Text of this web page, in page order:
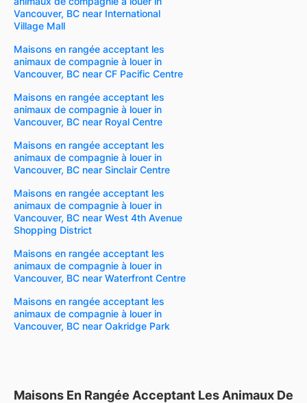
Vancouver, BC near International
Village Mall
Maisons en rangée acceptant les
animaux de compagnie à louer in
Vancouver, BC near CF Pacific Centre
Maisons en rangée acceptant les
animaux de compagnie à louer in
Vancouver, BC near Royal Centre
Maisons en rangée acceptant les
animaux de compagnie à louer in
Vancouver, BC near Sinclair Centre
Maisons en rangée acceptant les
animaux de compagnie à louer in
Vancouver, BC near West 4th Avenue
Shopping District
Maisons en rangée acceptant les
animaux de compagnie à louer in
Vancouver, BC near Waterfront Centre
Maisons en rangée acceptant les
animaux de compagnie à louer in
Vancouver, BC near Oakridge Park
Maisons En Rangée Acceptant Les Animaux De